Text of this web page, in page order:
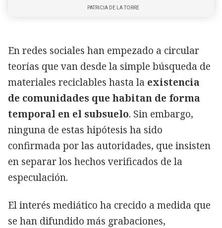
PATRICIA DE LA TORRE
En redes sociales han empezado a circular
teorías que van desde la simple búsqueda de
materiales reciclables hasta la existencia
de comunidades que habitan de forma
temporal en el subsuelo. Sin embargo,
ninguna de estas hipótesis ha sido
confirmada por las autoridades, que insisten
en separar los hechos verificados de la
especulación.
El interés mediático ha crecido a medida que
se han difundido más grabaciones,